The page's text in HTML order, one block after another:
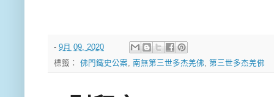
- 9月 09, 2020
標籤： 佛門鐵史公案, 南無第三世多杰羌佛, 第三世多杰羌佛